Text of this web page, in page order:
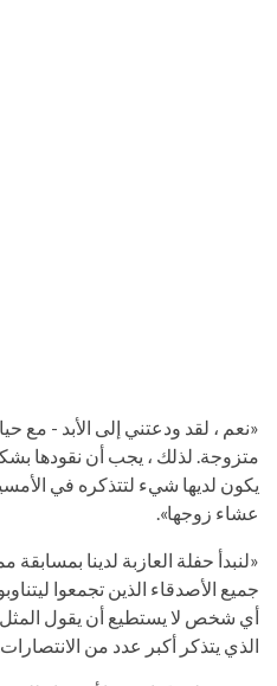
«نعم ، لقد ودعتني إلى الأبد - مع
متزوجة. لذلك ، يجب أن نقودها
يكون لديها شيء لتتذكره في
عشاء زوجها».
«لنبدأ حفلة العازبة لدينا
جميع الأصدقاء الذين تجمعوا
أي شخص لا يستطيع أن يقول
الذي يتذكر أكبر عدد من الانتصارات.